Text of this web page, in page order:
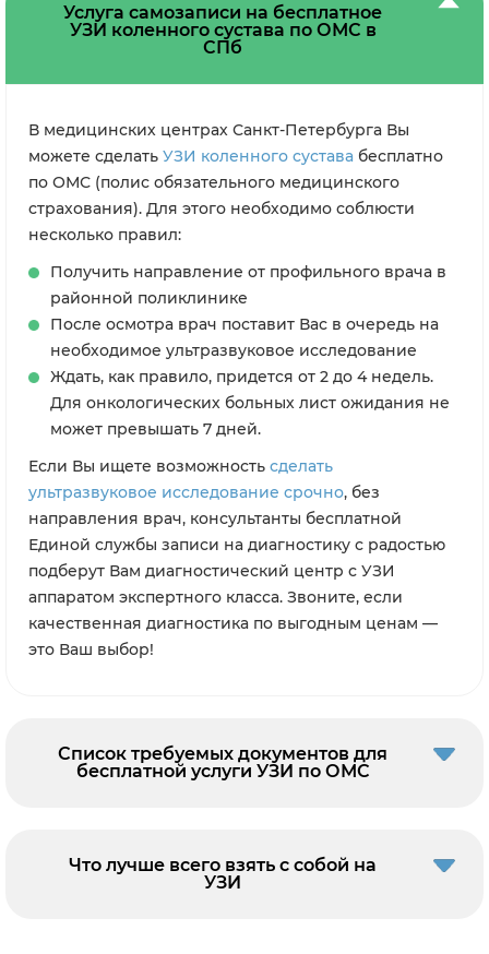
Услуга самозаписи на бесплатное
УЗИ коленного сустава по ОМС в
СПб
В медицинских центрах Санкт-Петербурга Вы
можете сделать УЗИ коленного сустава бесплатно
по ОМС (полис обязательного медицинского
страхования). Для этого необходимо соблюсти
несколько правил:
Получить направление от профильного врача в
районной поликлинике
После осмотра врач поставит Вас в очередь на
необходимое ультразвуковое исследование
Ждать, как правило, придется от 2 до 4 недель.
Для онкологических больных лист ожидания не
может превышать 7 дней.
Если Вы ищете возможность сделать
ультразвуковое исследование срочно, без
направления врач, консультанты бесплатной
Единой службы записи на диагностику с радостью
подберут Вам диагностический центр с УЗИ
аппаратом экспертного класса. Звоните, если
качественная диагностика по выгодным ценам —
это Ваш выбор!
Список требуемых документов для
бесплатной услуги УЗИ по ОМС
Что лучше всего взять с собой на
УЗИ